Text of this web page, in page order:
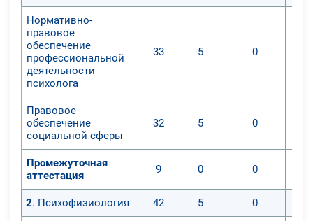
Нормативно-
правовое
обеспечение
профессиональной
деятельности
психолога
33 5 0
Правовое
обеспечение
социальной сферы
32 5 0
Промежуточная
аттестация
9 0 0
2. Психофизиология 42 5 0